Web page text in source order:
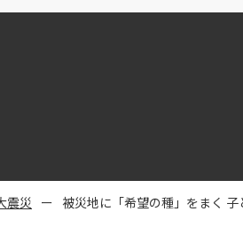
震災 被災地に「希望の種」をまく 子